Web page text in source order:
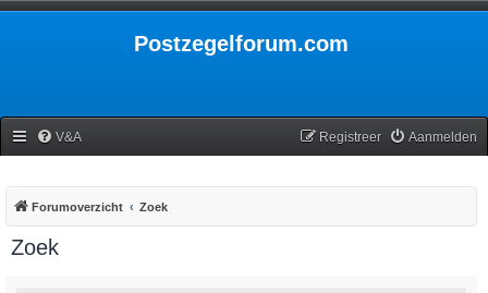
Postzegelforum.com
V&A Aanmelden
Registreer
Forumoverzicht Zoek
Zoek